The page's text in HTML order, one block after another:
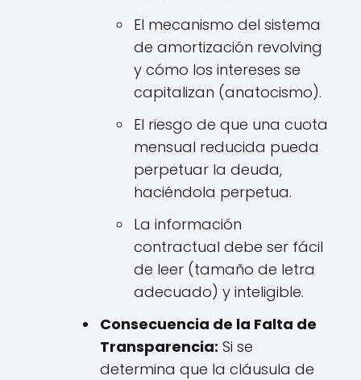
El mecanismo del sistema
de amortización revolving
y cómo los intereses se
capitalizan (anatocismo).
El riesgo de que una cuota
mensual reducida pueda
perpetuar la deuda,
haciéndola perpetua.
La información
contractual debe ser fácil
de leer (tamaño de letra
adecuado) y inteligible.
Consecuencia de la Falta de
Transparencia: Si se
determina que la cláusula de